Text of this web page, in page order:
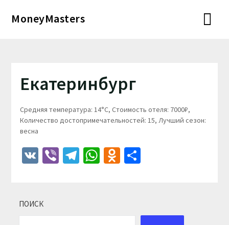
MoneyMasters
Екатеринбург
Средняя температура: 14°C, Стоимость отеля: 7000₽,
Количество достопримечательностей: 15, Лучший сезон:
весна
VKViberTelegram
WhatsApp
Odnoklassniki
Отправить
ПОИСК